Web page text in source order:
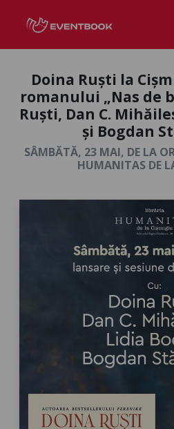
Doina Ruști la
romanului „Nas de
Ruști, Dan C.
și Bogdan
SÂMBĂTĂ, 23 MAI, DE LA
HUMANITAS DE